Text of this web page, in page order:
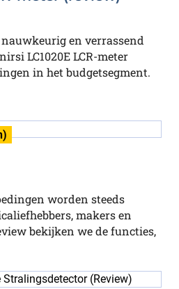
nauwkeurig en verrassend
LC1020E LCR-meter
in het budgetsegment.
worden steeds
makers en
bekijken we de functies,